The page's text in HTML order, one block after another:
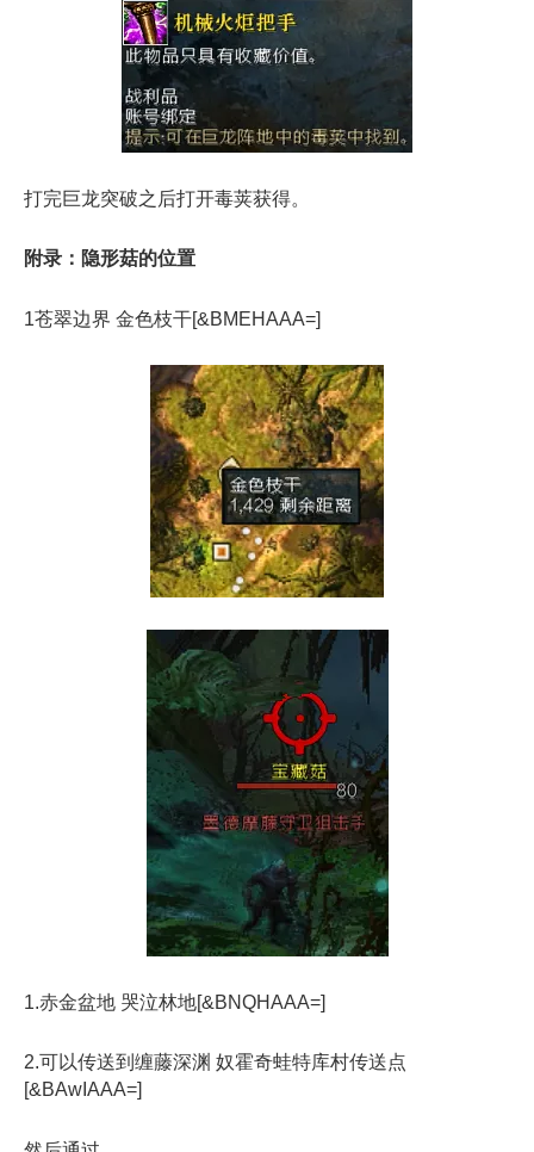
打完巨龙突破之后打开毒荚获得。
附录：隐形菇的位置
1苍翠边界 金色枝干[&BMEHAAA=]
1.赤金盆地 哭泣林地[&BNQHAAA=]
2.可以传送到缠藤深渊 奴霍奇蛙特库村传送点
[&BAwIAAA=]